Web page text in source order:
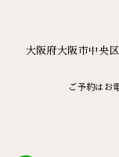
大阪府大阪市中央
ご予約はお